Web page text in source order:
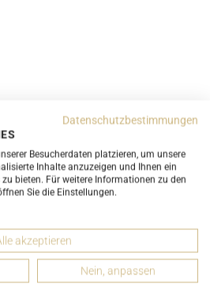
Rot Kalbsleder
Datenschutzbestimmungen
Besucherdaten platzieren, um unsere
Inhalte anzuzeigen und Ihnen ein
bieten. Für weitere Informationen zu den
Sie die Einstellungen.
akzeptieren
Nein, anpassen